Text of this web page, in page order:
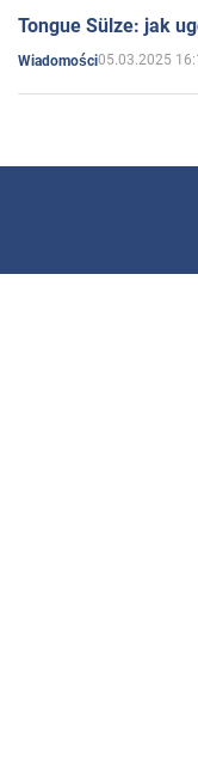
Tongue Sülze: jak
Wiadomości05.03.2025